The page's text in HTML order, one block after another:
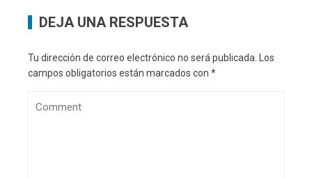
DEJA UNA RESPUESTA
Tu dirección de correo electrónico no será publicada.
Los
campos obligatorios están marcados con *